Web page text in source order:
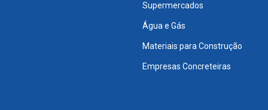
Supermercados
Água e Gás
Materiais para Construção
Empresas Concreteiras